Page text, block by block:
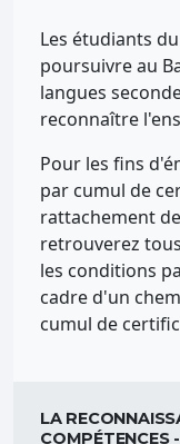
Les étudiants
poursuivre au
langues
reconnaître
Pour les fins
par cumul de
rattachement
retrouverez
les conditions
cadre d'un
cumul de
LA
COMPÉTENCES